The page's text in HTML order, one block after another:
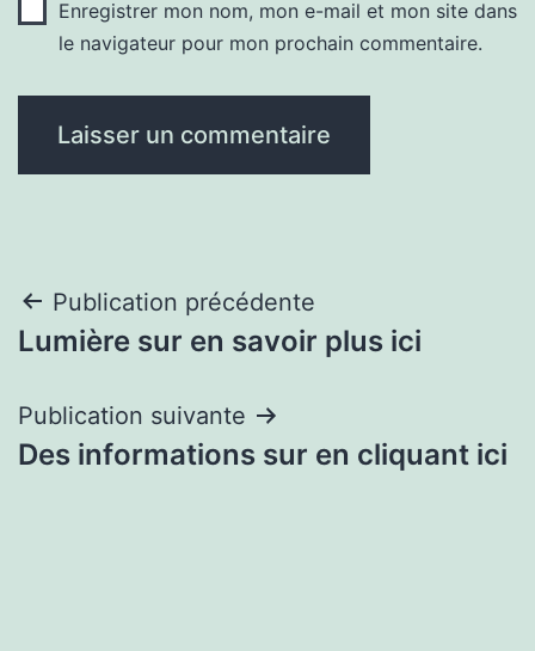
Enregistrer mon nom, mon e-mail et mon site dans
le navigateur pour mon prochain commentaire.
Navigation
de
l’article
Publication précédente
Lumière sur en savoir plus ici
Publication suivante
Des informations sur en cliquant ici